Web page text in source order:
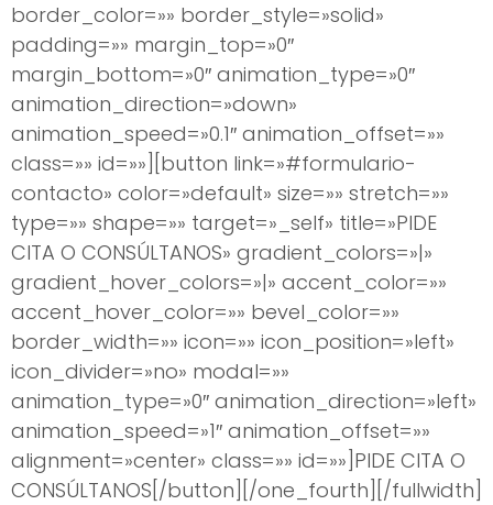
border_color=»» border_style=»solid»
padding=»» margin_top=»0″
margin_bottom=»0″ animation_type=»0″
animation_direction=»down»
animation_speed=»0.1″ animation_offset=»»
class=»» id=»»][button link=»#formulario-
contacto» color=»default» size=»» stretch=»»
type=»» shape=»» target=»_self» title=»PIDE
CITA O CONSÚLTANOS» gradient_colors=»|»
gradient_hover_colors=»|» accent_color=»»
accent_hover_color=»» bevel_color=»»
border_width=»» icon=»» icon_position=»left»
icon_divider=»no» modal=»»
animation_type=»0″ animation_direction=»left»
animation_speed=»1″ animation_offset=»»
alignment=»center» class=»» id=»»]PIDE CITA O
CONSÚLTANOS[/button][/one_fourth][/fullwidth]